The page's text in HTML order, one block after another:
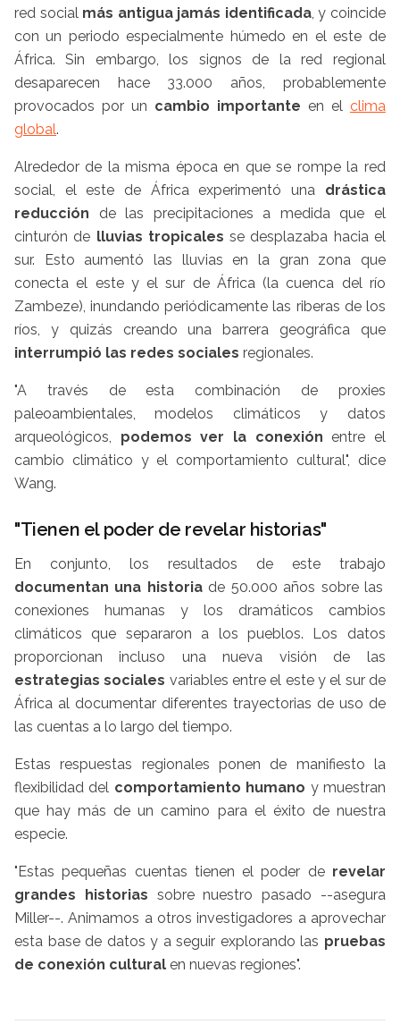
red social más antigua jamás identificada, y coincide
con un periodo especialmente húmedo en el este de
África. Sin embargo, los signos de la red regional
desaparecen hace 33.000 años, probablemente
provocados por un cambio importante en el clima
global.
Alrededor de la misma época en que se rompe la red
social, el este de África experimentó una drástica
reducción de las precipitaciones a medida que el
cinturón de lluvias tropicales se desplazaba hacia el
sur. Esto aumentó las lluvias en la gran zona que
conecta el este y el sur de África (la cuenca del río
Zambeze), inundando periódicamente las riberas de los
ríos, y quizás creando una barrera geográfica que
interrumpió las redes sociales regionales.
"A través de esta combinación de proxies
paleoambientales, modelos climáticos y datos
arqueológicos, podemos ver la conexión entre el
cambio climático y el comportamiento cultural", dice
Wang.
"Tienen el poder de revelar historias"
En conjunto, los resultados de este trabajo
documentan una historiade 50.000 años sobre las
conexiones humanas y los dramáticos cambios
climáticos que separaron a los pueblos. Los datos
proporcionan incluso una nueva visión de las
estrategias sociales variables entre el este y el sur de
África al documentar diferentes trayectorias de uso de
las cuentas a lo largo del tiempo.
Estas respuestas regionales ponen de manifiesto la
flexibilidad del comportamiento humano y muestran
que hay más de un camino para el éxito de nuestra
especie.
"Estas pequeñas cuentas tienen el poder derevelar
grandes historias sobre nuestro pasado --asegura
Miller--. Animamos a otros investigadores a aprovechar
esta base de datos y a seguir explorando las pruebas
de conexión cultural en nuevas regiones".